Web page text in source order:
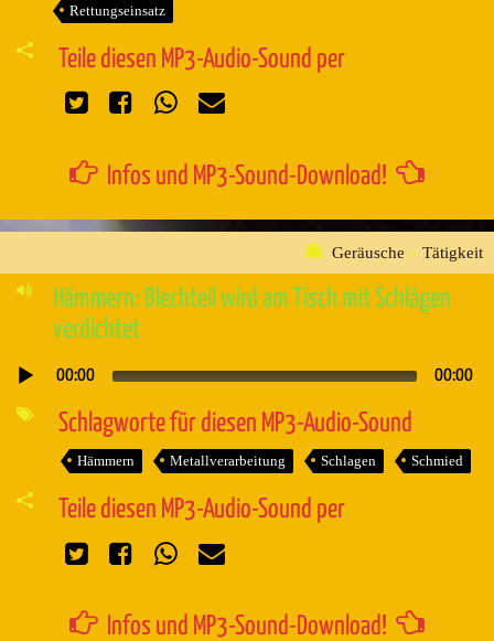
Rettungseinsatz
Teile diesen MP3-Audio-Sound per
Infos und MP3-Sound-Download!
Geräusche » Tätigkeit
Hämmern: Blechteil wird am Tisch mit Schlägen
verdichtet
Audio-
00:00 00:00
Schlagworte für diesen MP3-Audio-Sound
Hämmern Metallverarbeitung Schlagen Schmied
Teile diesen MP3-Audio-Sound per
Infos und MP3-Sound-Download!